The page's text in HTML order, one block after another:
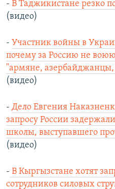
- В Таджикистане резко
(видео)
- Участник войны в
почему за Россию не
"армяне,
(видео)
- Дело Евгения
запросу России
школы, выступавшего
(видео)
- В Кыргызстане хотят
сотрудников силовых